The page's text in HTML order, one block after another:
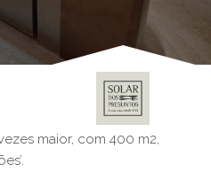
maior, com 400 m2,